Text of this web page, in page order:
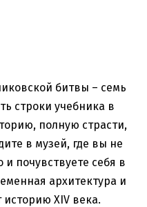
битвы – семь
строки учебника в
полную страсти,
в музей, где вы не
и почувствуете себя в
архитектура и
XIV века.